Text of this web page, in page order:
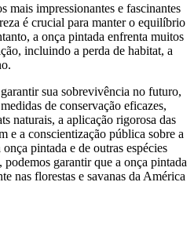
mais impressionantes e fascinantes
é crucial para manter o equilíbrio
a onça pintada enfrenta muitos
incluindo a perda de habitat, a
sua sobrevivência no futuro,
de conservação eficazes,
naturais, a aplicação rigorosa das
e a conscientização pública sobre a
pintada e de outras espécies
podemos garantir que a onça pintada
nas florestas e savanas da América